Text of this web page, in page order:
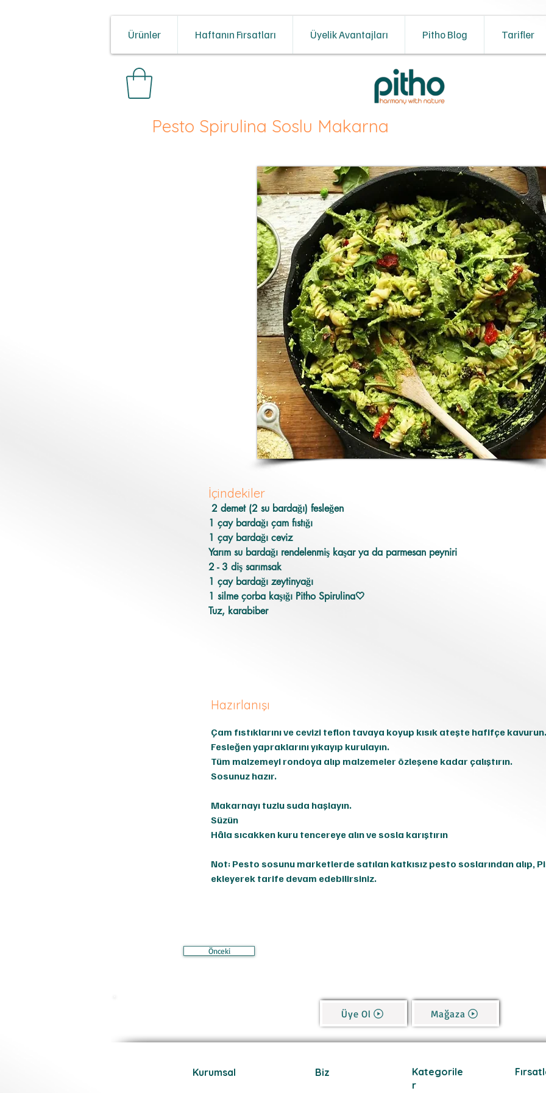
Ürünler Haftanın Fırsatları Üyelik Avantajları Pitho Blog Tarifler
Pesto Spirulina Soslu Makarna
İçindekiler
2 demet (2 su bardağı) fesleğen
1 çay bardağı çam fıstığı
1 çay bardağı ceviz
Yarım su bardağı rendelenmiş kaşar ya da parmesan peyniri
2 - 3 diş sarımsak
1 çay bardağı zeytinyağı
1 silme çorba kaşığı Pitho Spirulina🤍
Tuz, karabiber
Hazırlanışı
Çam fıstıklarını ve cevizi teflon tavaya koyup kısık ateşte hafifçe kavurun.
Fesleğen yapraklarını yıkayıp kurulayın.
Tüm malzemeyi rondoya alıp malzemeler özleşene kadar çalıştırın.
Sosunuz hazır.
Makarnayı tuzlu suda haşlayın.
Süzün
Hâla sıcakken kuru tencereye alın ve sosla karıştırın
Not: Pesto sosunu marketlerde satılan katkısız pesto soslarından alıp,
ekleyerek tarife devam edebilirsiniz.
Önceki
Üye Ol Mağaza
Kurumsal Biz
Kategorile
r